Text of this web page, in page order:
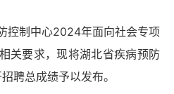
控制中心2024年面向社会专项
关要求，现将湖北省疾病预防
聘总成绩予以发布。